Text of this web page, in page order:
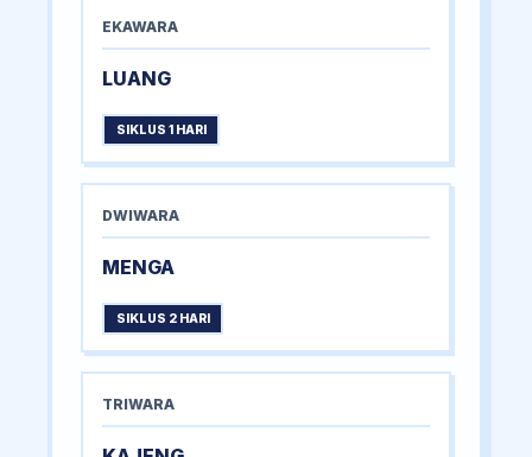
EKAWARA
LUANG
SIKLUS 1 HARI
DWIWARA
MENGA
SIKLUS 2 HARI
TRIWARA